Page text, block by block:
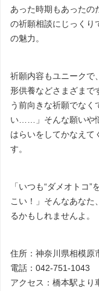
あった時期もあったの
の祈願相談にじっくり
の魅力。
祈願内容もユニークで
形供養などさまざまで
う前向きな祈願でなく
い……」そんな願いや
はらいをしてかなえて
す。
「いつも“ダメオトコ
こい！」そんなあなた
るかもしれませんよ。
住所：神奈川県相模原
電話：042-751-1043
アクセス：橋本駅より